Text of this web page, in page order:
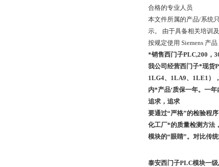
合格的专业人员
本文件所属的产品/系统
示。 由于具备相关培训
按规定使用 Siemens 产品
*销售西门子PLC,200，
我公司经营西门子*现货
1LG4、1LA9、1LE1）
内*产品‘质保一年。一
追求，追求
要通过“严格”的检验程
化工厂*的质量检测方法
模块的“眼睛”。对比传
泰安西门子PLC模块一级